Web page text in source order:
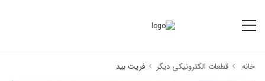
خانه قطعات الکترونیکی دیگر فریت بید